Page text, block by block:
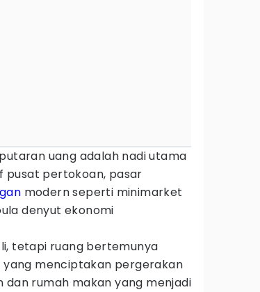
uang adalah nadi utama
pusat pertokoan, pasar
modern seperti minimarket
denyut ekonomi
tetapi ruang bertemunya
yang menciptakan pergerakan
rumah makan yang menjadi